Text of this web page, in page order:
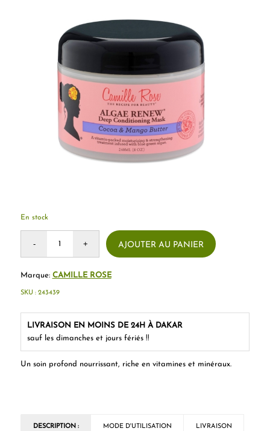
Un soin profond nourrissant, riche en vitamines et minéraux.
En stock
AJOUTER AU PANIER
Marque: CAMILLE ROSE
LIVRAISON EN MOINS DE 24H À DAKAR
sauf les dimanches et jours fériés !!
SKU : 243439
DESCRIPTION : MODE D'UTILISATION LIVRAISON